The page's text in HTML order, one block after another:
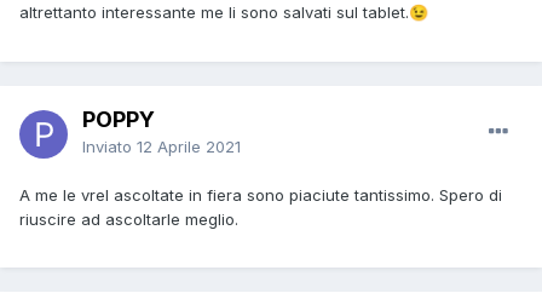
altrettanto interessante me li sono salvati sul tablet.😉
POPPY
Inviato 12 Aprile 2021
A me le vrel ascoltate in fiera sono piaciute tantissimo. Spero di
riuscire ad ascoltarle meglio.